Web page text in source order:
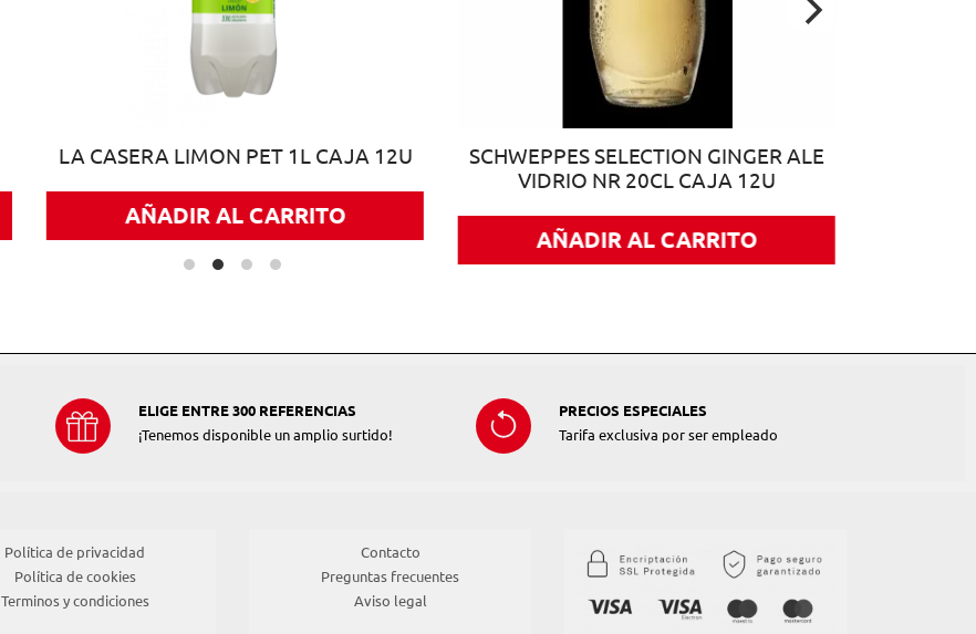
LA CASERA LIMON PET 1L CAJA 12U
AÑADIR AL CARRITO
SCHWEPPES SELECTION GINGER ALE
VIDRIO NR 20CL CAJA 12U
AÑADIR AL CARRITO
ELIGE ENTRE 300 REFERENCIAS
¡Tenemos disponible un amplio surtido!
PRECIOS ESPECIALES
Tarifa exclusiva por ser empleado
Política de privacidad
Política de cookies
Terminos y condiciones
Contacto
Preguntas frecuentes
Aviso legal